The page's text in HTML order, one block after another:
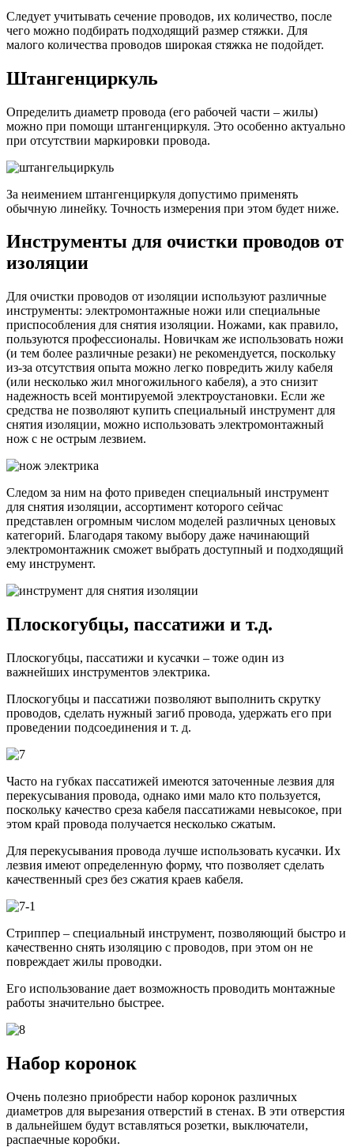
Следует учитывать сечение проводов, их количество, после
чего можно подбирать подходящий размер стяжки. Для
малого количества проводов широкая стяжка не подойдет.
Штангенциркуль
Определить диаметр провода (его рабочей части – жилы)
можно при помощи штангенциркуля. Это особенно актуально
при отсутствии маркировки провода.
За неимением штангенциркуля допустимо применять
обычную линейку. Точность измерения при этом будет ниже.
Инструменты для очистки проводов от
изоляции
Для очистки проводов от изоляции используют различные
инструменты: электромонтажные ножи или специальные
приспособления для снятия изоляции. Ножами, как правило,
пользуются профессионалы. Новичкам же использовать ножи
(и тем более различные резаки) не рекомендуется, поскольку
из-за отсутствия опыта можно легко повредить жилу кабеля
(или несколько жил многожильного кабеля), а это снизит
надежность всей монтируемой электроустановки. Если же
средства не позволяют купить специальный инструмент для
снятия изоляции, можно использовать электромонтажный
нож с не острым лезвием.
Следом за ним на фото приведен специальный инструмент
для снятия изоляции, ассортимент которого сейчас
представлен огромным числом моделей различных ценовых
категорий. Благодаря такому выбору даже начинающий
электромонтажник сможет выбрать доступный и подходящий
ему инструмент.
Плоскогубцы, пассатижи и т.д.
Плоскогубцы, пассатижи и кусачки – тоже один из
важнейших инструментов электрика.
Плоскогубцы и пассатижи позволяют выполнить скрутку
проводов, сделать нужный загиб провода, удержать его при
проведении подсоединения и т. д.
Часто на губках пассатижей имеются заточенные лезвия для
перекусывания провода, однако ими мало кто пользуется,
поскольку качество среза кабеля пассатижами невысокое, при
этом край провода получается несколько сжатым.
Для перекусывания провода лучше использовать кусачки. Их
лезвия имеют определенную форму, что позволяет сделать
качественный срез без сжатия краев кабеля.
Стриппер – специальный инструмент, позволяющий быстро и
качественно снять изоляцию с проводов, при этом он не
повреждает жилы проводки.
Его использование дает возможность проводить монтажные
работы значительно быстрее.
Набор коронок
Очень полезно приобрести набор коронок различных
диаметров для вырезания отверстий в стенах. В эти отверстия
в дальнейшем будут вставляться розетки, выключатели,
распаечные коробки.